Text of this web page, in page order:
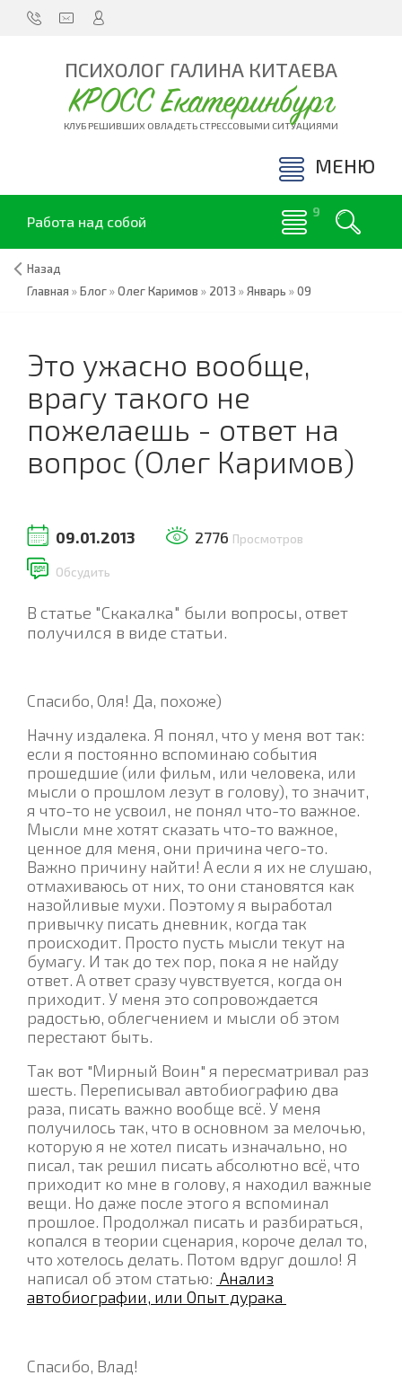
ПСИХОЛОГ ГАЛИНА КИТАЕВА
КРОСС Екатеринбург
КЛУБ РЕШИВШИХ ОВЛАДЕТЬ СТРЕССОВЫМИ СИТУАЦИЯМИ
МЕНЮ
Работа над собой
Назад
Главная »Блог»Олег Каримов » 2013 »Январь »09
Это ужасно вообще,
врагу такого не
пожелаешь - ответ на
вопрос (Олег Каримов)
09.01.2013 2776 Просмотров
Обсудить
В статье "Скакалка" были вопросы, ответ
получился в виде статьи.
Спасибо, Оля! Да, похоже)
Начну издалека. Я понял, что у меня вот так:
если я постоянно вспоминаю события
прошедшие (или фильм, или человека, или
мысли о прошлом лезут в голову), то значит,
я что-то не усвоил, не понял что-то важное.
Мысли мне хотят сказать что-то важное,
ценное для меня, они причина чего-то.
Важно причину найти! А если я их не слушаю,
отмахиваюсь от них, то они становятся как
назойливые мухи. Поэтому я выработал
привычку писать дневник, когда так
происходит. Просто пусть мысли текут на
бумагу. И так до тех пор, пока я не найду
ответ. А ответ сразу чувствуется, когда он
приходит. У меня это сопровождается
радостью, облегчением и мысли об этом
перестают быть.
Так вот "Мирный Воин" я пересматривал раз
шесть. Переписывал автобиографию два
раза, писать важно вообще всё. У меня
получилось так, что в основном за мелочью,
которую я не хотел писать изначально, но
писал, так решил писать абсолютно всё, что
приходит ко мне в голову, я находил важные
вещи. Но даже после этого я вспоминал
прошлое. Продолжал писать и разбираться,
копался в теории сценария, короче делал то,
что хотелось делать. Потом вдруг дошло! Я
написал об этом статью: Анализ
автобиографии, или Опыт дурака
Спасибо, Влад!